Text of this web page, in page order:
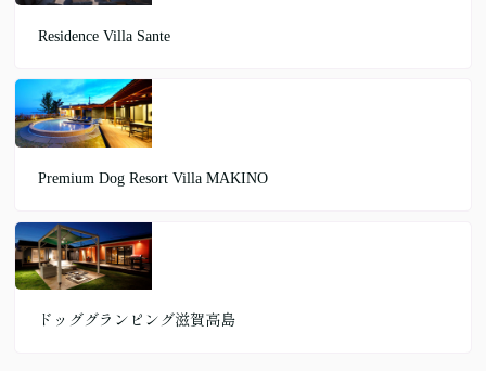
Residence Villa Sante
Premium Dog Resort Villa MAKINO
ドッググランピング滋賀高島